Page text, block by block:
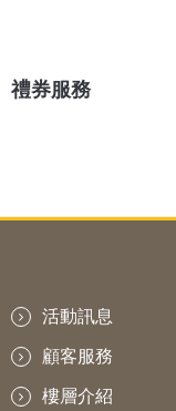
禮券服務
活動訊息
顧客服務
樓層介紹